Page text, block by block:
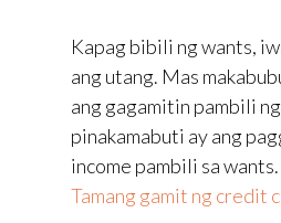
Kapag bibili ng wants,
ang utang. Mas
ang gagamitin pambili
pinakamabuti ay ang
income pambili sa wants.
Tamang gamit ng credit